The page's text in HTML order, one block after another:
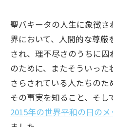
聖バキータの人生に象徴
界において、人間的な尊厳
され、理不尽さのうちに囚
のために、またそういっ
さらされている人たちのた
その事実を知ること、そし
2015年の世界平和の日の